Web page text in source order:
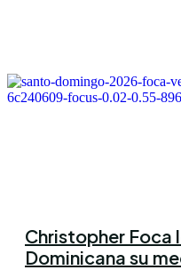
Christopher Foca
Dominicana su